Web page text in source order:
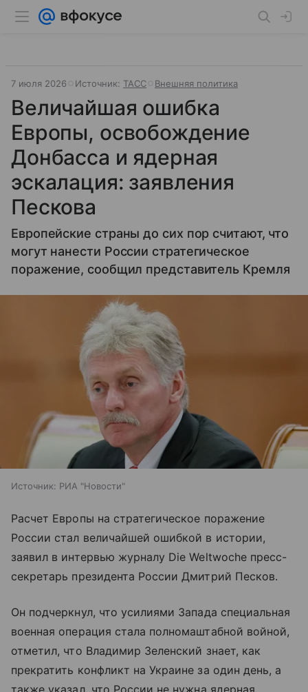
7 июля 2026 Источник: ТАСС Внешняя политика
Величайшая ошибка
Европы, освобождение
Донбасса и ядерная
эскалация: заявления
Пескова
Европейские страны до сих пор считают, что
могут нанести России стратегическое
поражение, сообщил представитель Кремля
Источник: РИА "Новости"
Расчет Европы на стратегическое поражение
России стал величайшей ошибкой в истории,
заявил в интервью журналу Die Weltwoche пресс-
секретарь президента России Дмитрий Песков.
Он подчеркнул, что усилиями Запада специальная
военная операция стала полномаштабной войной,
отметил, что Владимир Зеленский знает, как
прекратить конфликт на Украине за один день, а